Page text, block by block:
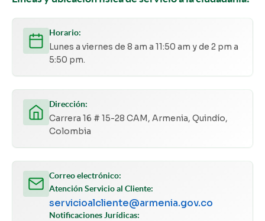
Horario:
Lunes a viernes de 8 am a 11:50 am y de 2 pm a
5:50 pm.
Dirección:
Carrera 16 # 15-28 CAM, Armenia, Quindío,
Colombia
Correo electrónico:
Atención Servicio al Cliente:
servicioalcliente@armenia.gov.co
Notificaciones Jurídicas: